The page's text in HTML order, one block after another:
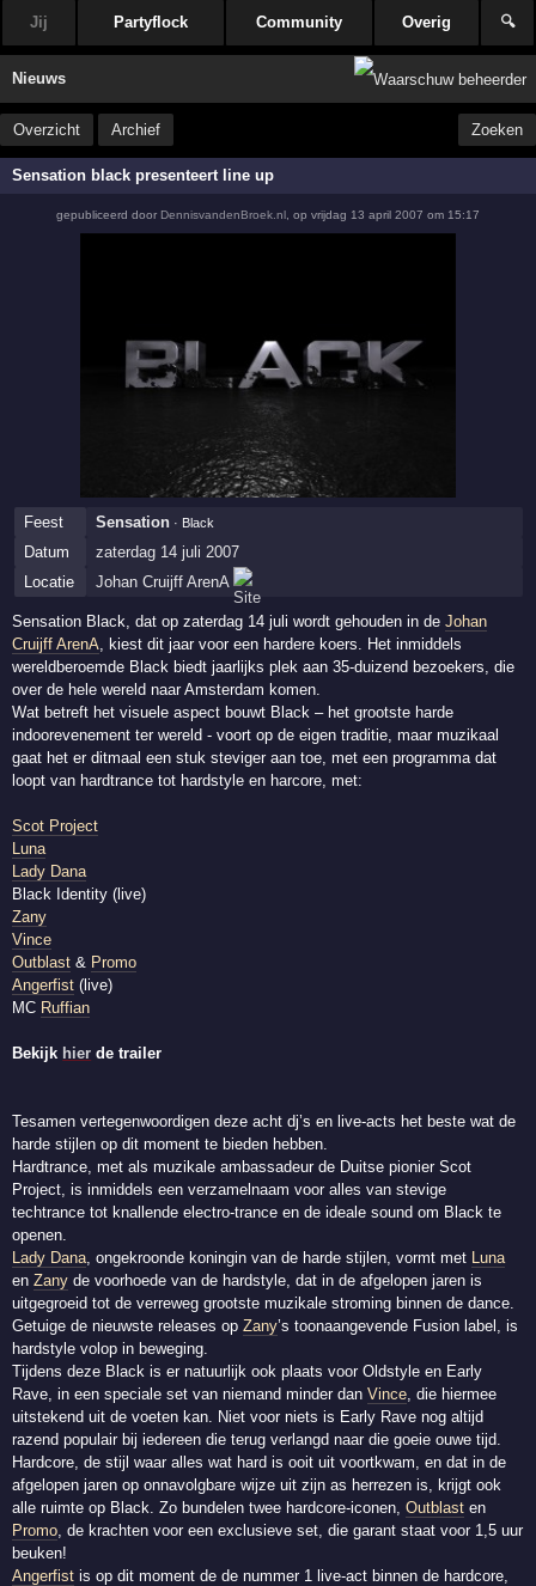
Jij Partyflock Community Overig 🔍
Nieuws
Overzicht Archief Zoeken
Sensation black presenteert line up
gepubliceerd door DennisvandenBroek.nl op vrijdag 13 april 2007 om 15:17
Feest Sensation · Black
Datum
zaterdag 14 juli 2007
Locatie
Johan Cruijff ArenA
Sensation Black, dat op zaterdag 14 juli wordt gehouden in deJohan
Cruijff ArenA , kiest dit jaar voor een hardere koers. Het inmiddels
wereldberoemde Black biedt jaarlijks plek aan 35-duizend bezoekers, die
over de hele wereld naar Amsterdam komen.
Wat betreft het visuele aspect bouwt Black – het grootste harde
indoorevenement ter wereld - voort op de eigen traditie, maar muzikaal
gaat het er ditmaal een stuk steviger aan toe, met een programma dat
loopt van hardtrance tot hardstyle en harcore, met:
Scot Project
Luna
Lady Dana
Black Identity (live)
Zany
Vince
Outblast & Promo
Angerfist (live)
MC Ruffian
Bekijk hier de trailer
Tesamen vertegenwoordigen deze acht dj’s en live-acts het beste wat de
harde stijlen op dit moment te bieden hebben.
Hardtrance, met als muzikale ambassadeur de Duitse pionier Scot
Project, is inmiddels een verzamelnaam voor alles van stevige
techtrance tot knallende electro-trance en de ideale sound om Black te
openen.
Lady Dana , ongekroonde koningin van de harde stijlen, vormt met
Luna
enZany de voorhoede van de hardstyle, dat in de afgelopen jaren is
uitgegroeid tot de verreweg grootste muzikale stroming binnen de dance.
Getuige de nieuwste releases opZany’s toonaangevende Fusion label, is
hardstyle volop in beweging.
Tijdens deze Black is er natuurlijk ook plaats voor Oldstyle en Early
Rave, in een speciale set van niemand minder danVince , die hiermee
uitstekend uit de voeten kan. Niet voor niets is Early Rave nog altijd
razend populair bij iedereen die terug verlangd naar die goeie ouwe tijd.
Hardcore, de stijl waar alles wat hard is ooit uit voortkwam, en dat in de
afgelopen jaren op onnavolgbare wijze uit zijn as herrezen is, krijgt ook
alle ruimte op Black. Zo bundelen twee hardcore-iconen,Outblast en
Promo , de krachten voor een exclusieve set, die garant staat voor 1,5 uur
beuken!
Angerfist is op dit moment de de nummer 1 live-act binnen de hardcore,